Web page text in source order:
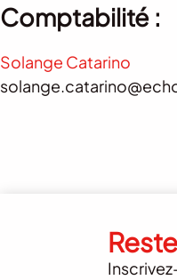
Comptabilité :
Solange Catarino